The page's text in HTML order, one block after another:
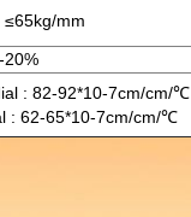
≤65kg/mm
20%
: 82-92*10-7cm/cm/℃
: 62-65*10-7cm/cm/℃